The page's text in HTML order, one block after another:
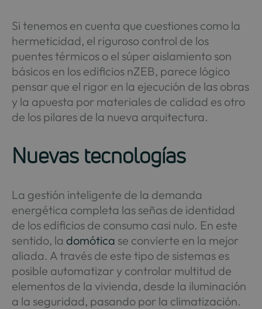
Si tenemos en cuenta que cuestiones como la
hermeticidad, el riguroso control de los
puentes térmicos o el súper aislamiento son
básicos en los edificios nZEB, parece lógico
pensar que el rigor en la ejecución de las obras
y la apuesta por materiales de calidad es otro
de los pilares de la nueva arquitectura.
Nuevas tecnologías
La gestión inteligente de la demanda
energética completa las señas de identidad
de los edificios de consumo casi nulo. En este
sentido, la domótica se convierte en la mejor
aliada. A través de este tipo de sistemas es
posible automatizar y controlar multitud de
elementos de la vivienda, desde la iluminación
a la seguridad, pasando por la climatización.